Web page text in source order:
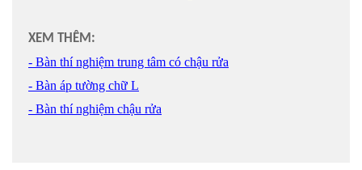
XEM THÊM:
- Bàn thí nghiệm trung tâm có chậu rửa
- Bàn áp tường chữ L
- Bàn thí nghiệm chậu rửa